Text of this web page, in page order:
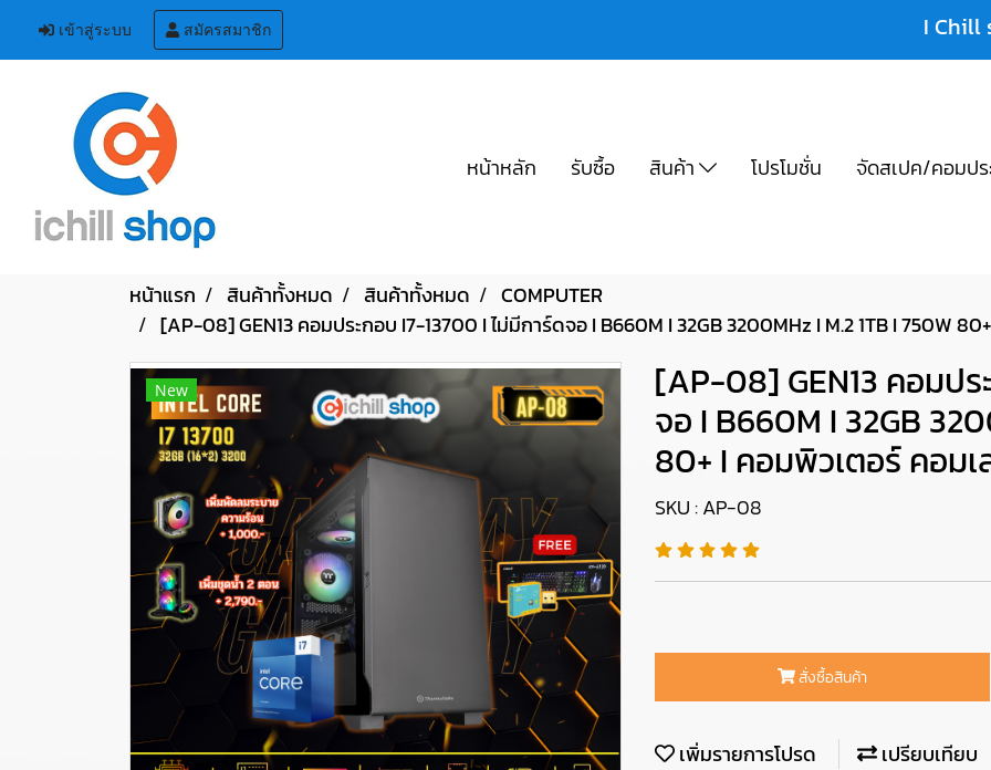
เข้าสู่ระบบ สมัครสมาชิก I Chill
หน้าหลัก รับซื้อ สินค้า โปรโมชั่น จัดสเปค/คอมป
หน้าแรก สินค้าทั้งหมด สินค้าทั้งหมด
COMPUTER
[AP-08] GEN13 คอมประกอบ I7-13700 I ไม่มีการ์ดจอ I B660M I 32GB 3200MHz I M.2 1TB I 750W
New
[AP-08] GEN13 คอมป
จอ I B660M I 32GB
80+ I คอมพิวเตอร์ คอมเ
SKU : AP-08
สั่งซื้อสินค้า
เพิ่มรายการโปรด เปรียบเทียบ